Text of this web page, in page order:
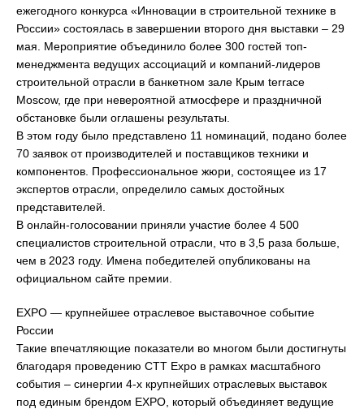
ежегодного конкурса «Инновации в строительной технике в
России» состоялась в завершении второго дня выставки – 29
мая. Мероприятие объединило более 300 гостей топ-
менеджмента ведущих ассоциаций и компаний-лидеров
строительной отрасли в банкетном зале Крым terrace
Moscow, где при невероятной атмосфере и праздничной
обстановке были оглашены результаты.
В этом году было представлено 11 номинаций, подано более
70 заявок от производителей и поставщиков техники и
компонентов. Профессиональное жюри, состоящее из 17
экспертов отрасли, определило самых достойных
представителей.
В онлайн-голосовании приняли участие более 4 500
специалистов строительной отрасли, что в 3,5 раза больше,
чем в 2023 году. Имена победителей опубликованы на
официальном сайте премии.
EXPO — крупнейшее отраслевое выставочное событие
России
Такие впечатляющие показатели во многом были достигнуты
благодаря проведению CTT Expo в рамках масштабного
события – синергии 4-х крупнейших отраслевых выставок
под единым брендом EXPO, который объединяет ведущие